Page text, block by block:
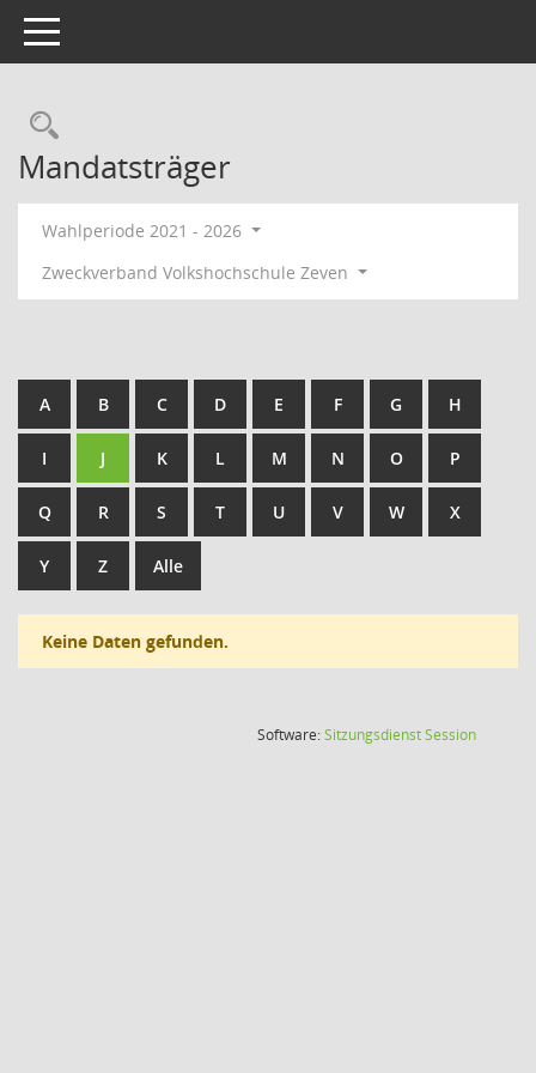
Toggle navigation
Rechercheauswahl
Mandatsträger
Wahlperiode 2021 - 2026
Zweckverband Volkshochschule Zeven
A B C D E F G H
I J K L M N O P
Q R S T U V W X
Y Z Alle
Keine Daten gefunden.
Software:SitzungsdienstSession(Wird in